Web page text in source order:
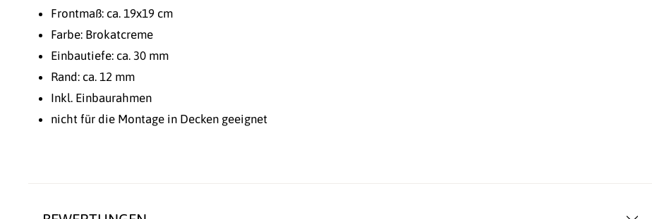
Frontmaß: ca. 19x19 cm
Farbe: Brokatcreme
Einbautiefe: ca. 30 mm
Rand: ca. 12 mm
Inkl. Einbaurahmen
nicht für die Montage in Decken geeignet